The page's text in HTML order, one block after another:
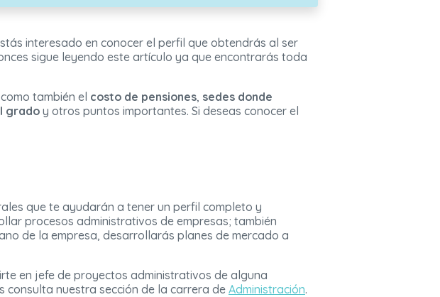
interesado en conocer el perfil que obtendrás al ser
sigue leyendo este artículo ya que encontrarás toda
también el costo de pensiones, sedes donde
gradoy otros puntos importantes. Si deseas conocer el
que te ayudarán a tener un perfil completo y
procesos administrativos de empresas; también
de la empresa, desarrollarás planes de mercado a
en jefe de proyectos administrativos de alguna
consulta nuestra sección de la carrera de Administración.